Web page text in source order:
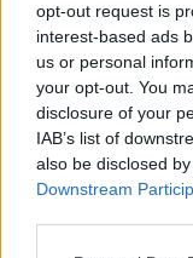
opt-out request is
interest-based ads
us or personal
your opt-out. You
disclosure of your
IAB’s list of
also be disclosed
Downstream
20
détente :